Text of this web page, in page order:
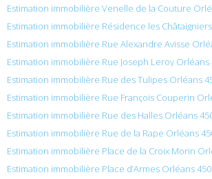
Estimation immobilière Venelle de la Couture
Estimation immobilière Résidence les
Estimation immobilière Rue Alexandre Avisse
Estimation immobilière Rue Joseph Leroy Orléans
Estimation immobilière Rue des Tulipes Orléans
Estimation immobilière Rue François Couperin
Estimation immobilière Rue des Halles Orléans
Estimation immobilière Rue de la Rape Orléans
Estimation immobilière Place de la Croix Morin
Estimation immobilière Place d’Armes Orléans